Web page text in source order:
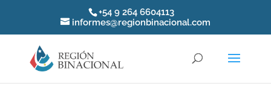
+54 9 264 6604113
informes@regionbinacional.com